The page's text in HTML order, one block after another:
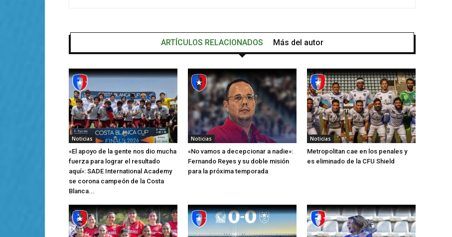
ARTÍCULOS RELACIONADOS Más del autor
Noticias
«El apoyo de la gente nos dio mucha
fuerza para lograr el resultado
aquí»: SADE International Academy
se corona campeón de la Costa
Blanca...
Noticias
«No vamos a decepcionar a nadie»:
Fernando Reyes y su doble misión
para la próxima temporada
Noticias
Metropolitan cae en los penales y
es eliminado de la CFU Shield